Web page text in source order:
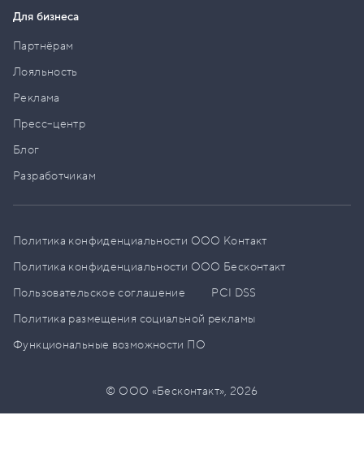
Для бизнеса
Партнёрам
Лояльность
Реклама
Пресс–центр
Блог
Разработчикам
Политика конфиденциальности ООО Контакт
Политика конфиденциальности ООО Бесконтакт
Пользовательское соглашение
PCI DSS
Политика размещения социальной рекламы
Функциональные возможности ПО
© ООО «Бесконтакт»,2026